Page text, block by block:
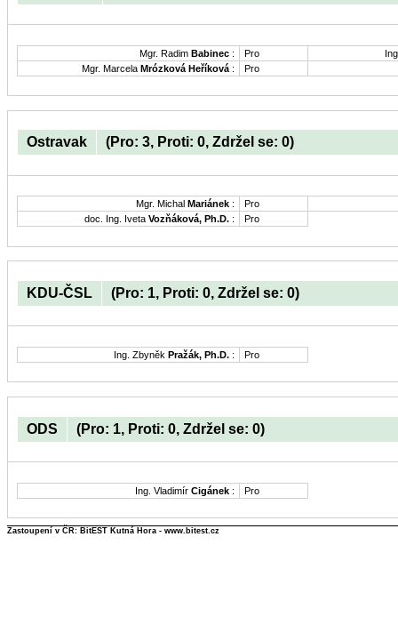
Mgr. Radim Babinec : Pro
Mgr. Marcela Mrózková Heříková : Pro
Ostravak (Pro: 3, Proti: 0, Zdržel se: 0)
Mgr. Michal Mariánek :
Pro
doc. Ing. Iveta Vozňáková, Ph.D. : Pro
KDU-ČSL (Pro: 1, Proti: 0, Zdržel se: 0)
Ing. Zbyněk Pražák, Ph.D. : Pro
ODS (Pro: 1, Proti: 0, Zdržel se: 0)
Ing. Vladimír Cigánek : Pro
Zastoupení v ČR: BitEST Kutná Hora - www.bitest.cz